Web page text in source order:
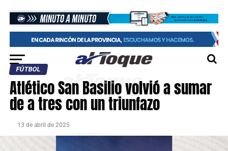
FÚTBOL
Atlético San Basilio volvió a sumar
de a tres con un triunfazo
13 de abril de 2025